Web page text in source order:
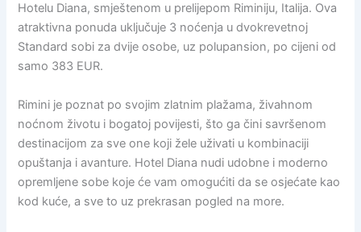
Hotelu Diana, smještenom u prelijepom Riminiju, Italija. Ova
atraktivna ponuda uključuje 3 noćenja u dvokrevetnoj
Standard sobi za dvije osobe, uz polupansion, po cijeni od
samo 383 EUR.
Rimini je poznat po svojim zlatnim plažama, živahnom
noćnom životu i bogatoj povijesti, što ga čini savršenom
destinacijom za sve one koji žele uživati u kombinaciji
opuštanja i avanture. Hotel Diana nudi udobne i moderno
opremljene sobe koje će vam omogućiti da se osjećate kao
kod kuće, a sve to uz prekrasan pogled na more.